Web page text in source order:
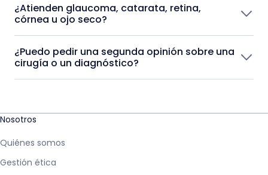
¿Atienden glaucoma, catarata, retina,
córnea u ojo seco?
¿Puedo pedir una segunda opinión sobre una
cirugía o un diagnóstico?
Nosotros
Quiénes somos
Gestión ética